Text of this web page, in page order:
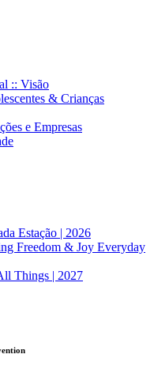
:: Visão
& Crianças
e Empresas
Estação | 2026
Freedom & Joy Everyday
Things | 2027